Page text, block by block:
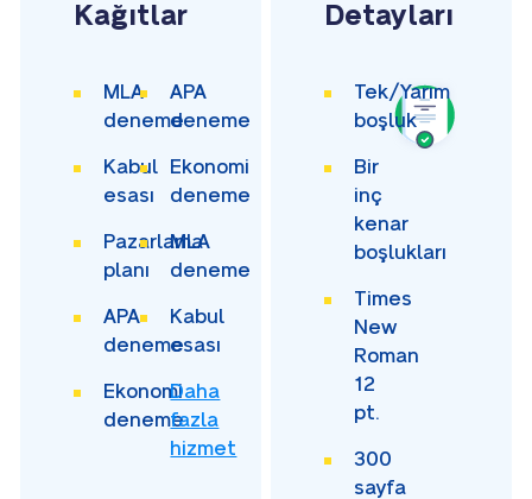
Kağıtlar
MLA
deneme
APA
deneme
Kabul
esası
Ekonomi
deneme
Pazarlama
planı
MLA
deneme
APA
deneme
Kabul
esası
Ekonomi
deneme
Daha
fazla
hizmet
Detayları
Tek/Yarım
boşluk
Bir
inç
kenar
boşlukları
Times
New
Roman
12
pt.
300
sayfa